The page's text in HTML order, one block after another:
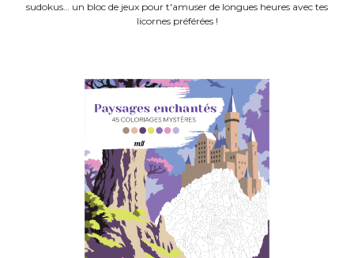
sudokus… un bloc de jeux pour t'amuser de longues heures avec tes
licornes préférées !